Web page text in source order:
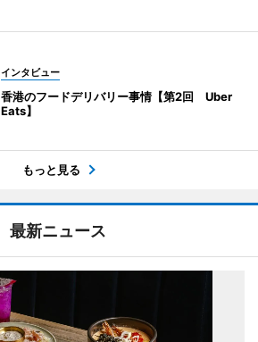
インタビュー
香港のフードデリバリー事情【第2回 Uber
Eats】
もっと見る
最新ニュース